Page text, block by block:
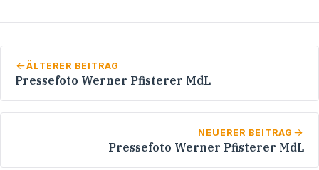
ÄLTERER BEITRAG
Pressefoto Werner Pfisterer MdL
NEUERER BEITRAG
Pressefoto Werner Pfisterer MdL